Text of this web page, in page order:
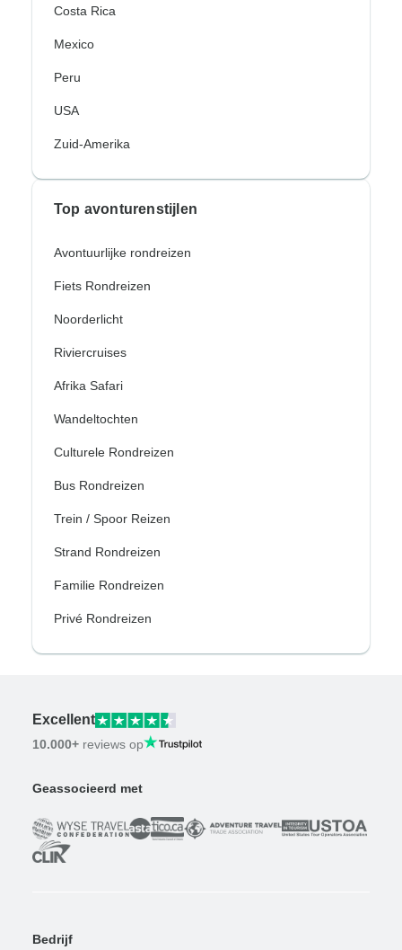
Costa Rica
Mexico
Peru
USA
Zuid-Amerika
Top avonturenstijlen
Avontuurlijke rondreizen
Fiets Rondreizen
Noorderlicht
Riviercruises
Afrika Safari
Wandeltochten
Culturele Rondreizen
Bus Rondreizen
Trein / Spoor Reizen
Strand Rondreizen
Familie Rondreizen
Privé Rondreizen
Excellent
10.000+ reviews op
Geassocieerd met
Bedrijf